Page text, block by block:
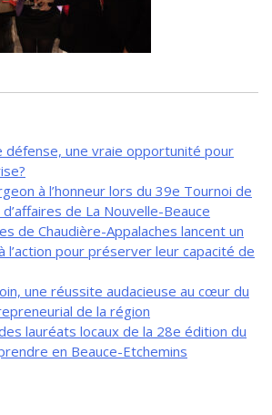
de solidarité
Futurpreneur
Documentation
défense, une vraie opportunité pour
à l’honneur lors du 39e Tournoi de
de La Nouvelle-Beauce
de Chaudière-Appalaches lancent un
l’action pour préserver leur capacité de
une réussite audacieuse au cœur du
de la région
lauréats locaux de la 28e édition du
en Beauce-Etchemins